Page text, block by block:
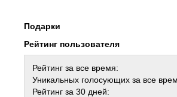
Подарки
Рейтинг пользователя
Рейтинг за все время:
Уникальных голосующих за все
Рейтинг за 30 дней: